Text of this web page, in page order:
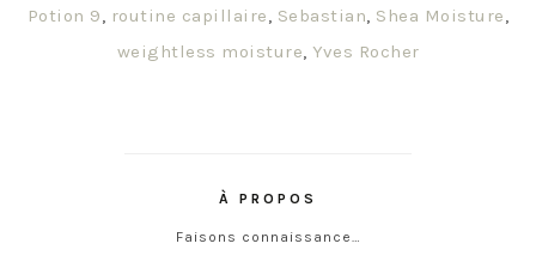
Potion 9, routine capillaire, Sebastian, Shea Moisture,
weightless moisture, Yves Rocher
À PROPOS
Faisons connaissance…